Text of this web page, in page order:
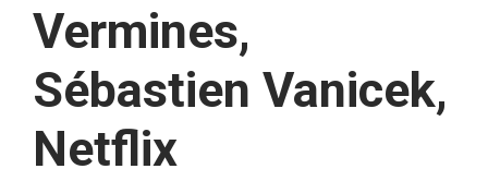
Vermines,
Sébastien Vanicek,
Netflix